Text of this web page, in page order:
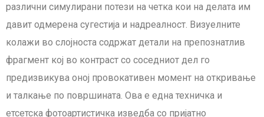
различни симулирани потези на четка кои на делата им
давит одмерена сугестија и надреалност. Визуелните
колажи во слојноста содржат детали на препознатлив
фрагмент кој во контраст со соседниот дел го
предизвикува оној провокативен момент на откривање
и талкање по површината. Ова е една техничка и
етсетска фотоартистичка изведба со пријатно